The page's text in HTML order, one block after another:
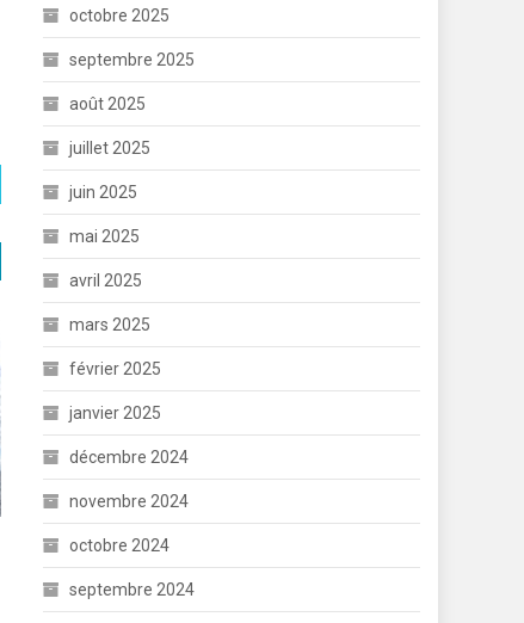
octobre 2025
septembre 2025
août 2025
juillet 2025
juin 2025
mai 2025
avril 2025
mars 2025
février 2025
janvier 2025
décembre 2024
novembre 2024
octobre 2024
septembre 2024